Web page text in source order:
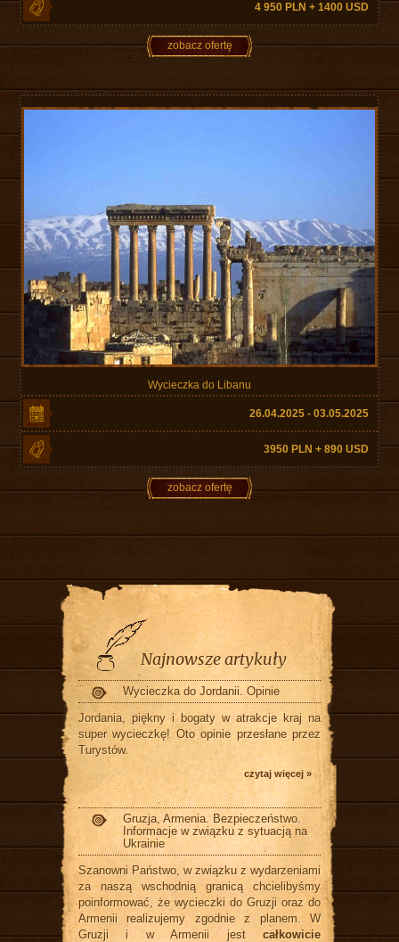
4 950 PLN + 1400 USD
zobacz ofertę
Wycieczka do Libanu
26.04.2025 - 03.05.2025
3950 PLN + 890 USD
zobacz ofertę
Najnowsze artykuły
Wycieczka do Jordanii. Opinie
Jordania, piękny i bogaty w atrakcje kraj na
super wycieczkę! Oto opinie przesłane przez
Turystów.
czytaj więcej »
Gruzja, Armenia. Bezpieczeństwo.
Informacje w związku z sytuacją na
Ukrainie
Szanowni Państwo, w związku z wydarzeniami
za naszą wschodnią granicą chcielibyśmy
poinformować, że wycieczki do Gruzji oraz do
Armenii realizujemy zgodnie z planem. W
Gruzji i w Armenii jest całkowicie